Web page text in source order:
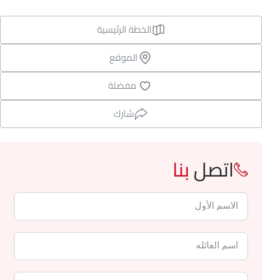
الخطة الرئيسية
الموقع
مفضلة
شارك
اتصلبنا